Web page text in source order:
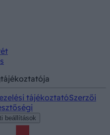
tájékoztatóSzerzői
beállítások